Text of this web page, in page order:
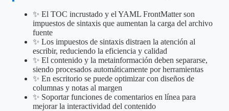
✨ El TOC incrustado y el YAML FrontMatter son
impuestos de sintaxis que aumentan la carga del archivo
fuente
✨ Los impuestos de sintaxis distraen la atención al
escribir, reduciendo la eficiencia y calidad
✨ El contenido y la metainformación deben separarse,
siendo procesados automáticamente por herramientas
✨ En escritorio se puede optimizar con diseños de
columnas y notas al margen
✨ Soportar funciones de comentarios en línea para
mejorar la interactividad del contenido